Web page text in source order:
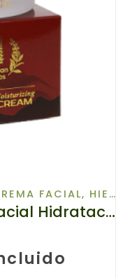
FACIAL, HIERBAS TIBETANAS
12116 TianDe, Crema Facial Hidratación Intensiva , 50 g, Fuerza de la Naturaleza